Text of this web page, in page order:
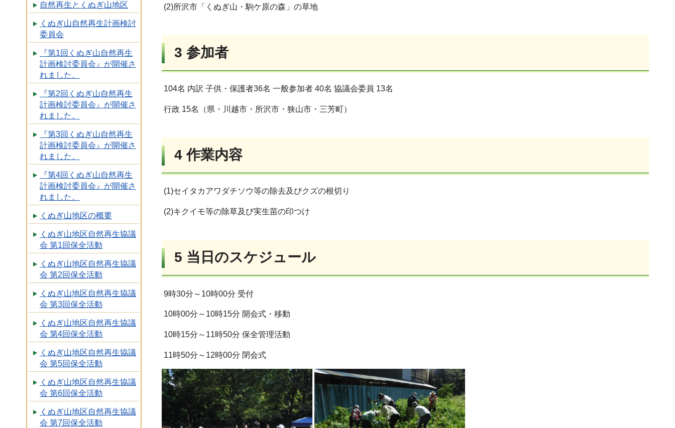
自然再生とくぬぎ山地区
くぬぎ山自然再生計画検討
委員会
『第1回くぬぎ山自然再生
計画検討委員会』が開催さ
れました。
『第2回くぬぎ山自然再生
計画検討委員会』が開催さ
れました。
『第3回くぬぎ山自然再生
計画検討委員会』が開催さ
れました。
『第4回くぬぎ山自然再生
計画検討委員会』が開催さ
れました。
くぬぎ山地区の概要
くぬぎ山地区自然再生協議
会 第1回保全活動
くぬぎ山地区自然再生協議
会 第2回保全活動
くぬぎ山地区自然再生協議
会 第3回保全活動
くぬぎ山地区自然再生協議
会 第4回保全活動
くぬぎ山地区自然再生協議
会 第5回保全活動
くぬぎ山地区自然再生協議
会 第6回保全活動
くぬぎ山地区自然再生協議
会 第7回保全活動
(2)所沢市「くぬぎ山・駒ケ原の森」の草地
3 参加者
104名 内訳 子供・保護者36名 一般参加者 40名 協議会委員 13名
行政 15名（県・川越市・所沢市・狭山市・三芳町）
4 作業内容
(1)セイタカアワダチソウ等の除去及びクズの根切り
(2)キクイモ等の除草及び実生苗の印つけ
5 当日のスケジュール
9時30分～10時00分 受付
10時00分～10時15分 開会式・移動
10時15分～11時50分 保全管理活動
11時50分～12時00分 閉会式